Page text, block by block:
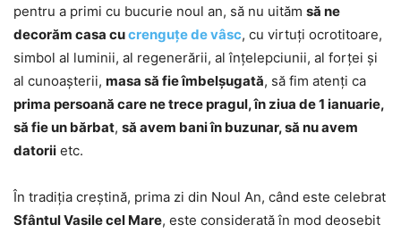
pentru a primi cu bucurie noul an, să nu uităm să ne
decorăm casa cucrenguţe de vâsc, cu virtuţi ocrotitoare,
simbol al luminii, al regenerării, al înţelepciunii, al forţei şi
al cunoaşterii, masa să fie îmbelşugată, să fim atenţi ca
prima persoană care ne trece pragul, în ziua de 1 ianuarie,
să fie un bărbat, să avem bani în buzunar, să nu avem
datorii etc.
În tradiţia creştină, prima zi din Noul An, când este celebrat
Sfântul Vasile cel Mare, este considerată în mod deosebit